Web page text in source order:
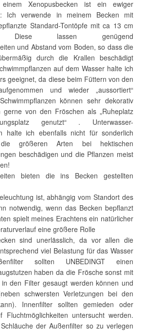
Xenopusbecken ist ein ewiger
Ich verwende in meinem Becken mit
Standard-Tontöpfe mit ca 13 cm
Diese lassen genügend
und Abstand vom Boden, so dass die
durch die Krallen beschädigt
auf dem Wasser halte ich
geeignet, da diese beim Füttern von den
und wieder „aussortiert“
können sehr dekorativ
von den Fröschen als „Ruheplatz
genutzt“ . Unterwasser-
halte ich ebenfalls nicht für sonderlich
größeren Arten bei hektischen
beschädigen und die Pflanzen meist
bieten die ins Becken gestellten
ist, abhängig vom Standort des
notwendig, wenn das Becken bepflanzt
spielt meines Erachtens ein natürlicher
eine größere Rolle
sind unerlässlich, da vor allen die
viel Belastung für das Wasser
sollten UNBEDINGT einen
haben da die Frösche sonst mit
den Filter gesaugt werden können und
schwersten Verletzungen bei den
Innenfilter sollten gemieden oder
Fluchtmöglichkeiten untersucht werden.
der Außenfilter so zu verlegen